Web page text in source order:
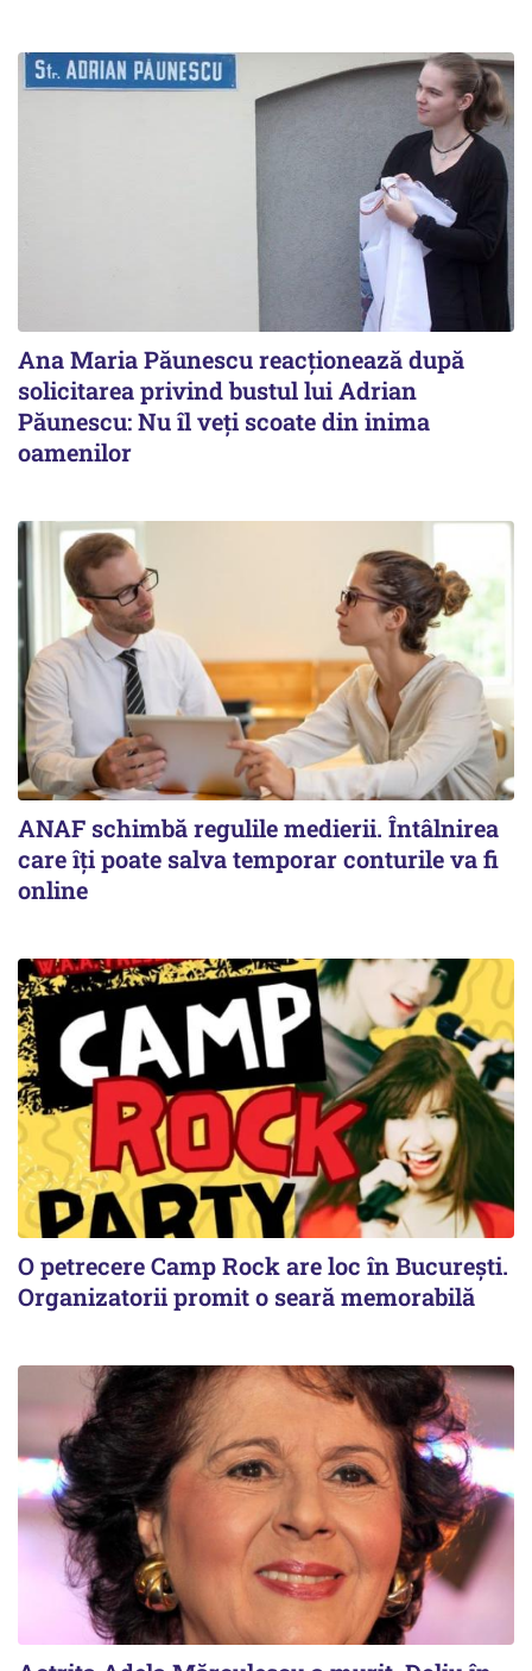
Ana Maria Păunescu reacționează după
solicitarea privind bustul lui Adrian
Păunescu: Nu îl veți scoate din inima
oamenilor
ANAF schimbă regulile medierii. Întâlnirea
care îți poate salva temporar conturile va fi
online
O petrecere Camp Rock are loc în București.
Organizatorii promit o seară memorabilă